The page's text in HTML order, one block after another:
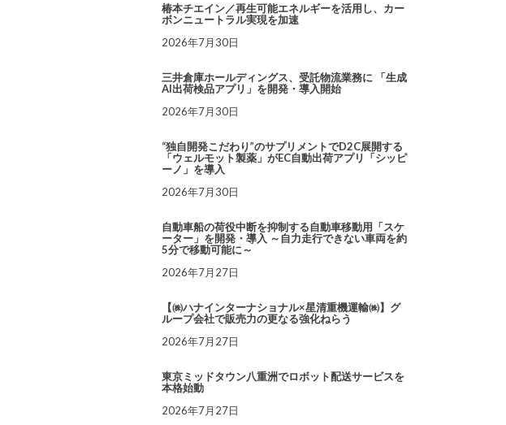
椿本チエイン／再生可能エネルギーを活用し、カー
ボンニュートラル実現を加速
2026年7月30日
三井倉庫ホールディングス、受託物流業務に 「生成
AI出荷検品アプリ」を開発・導入開始
2026年7月30日
“独自開発こだわり”のサプリメントでD2C展開する
「ウェルモット製薬」がEC自動出荷アプリ「シッピ
ーノ」を導入
2026年7月30日
自動車船の荷役中断を抑制する自動車移動用「スケ
ーター」を開発・導入 ～自力走行できない車両を約
5分で移動可能に～
2026年7月27日
【㈱ハナインターナショナル×星清重機運輸㈱】グ
ループ会社で販売力の更なる強化ねらう
2026年7月27日
東京ミッドタウン八重洲でロボット配送サービスを
本格始動
2026年7月27日